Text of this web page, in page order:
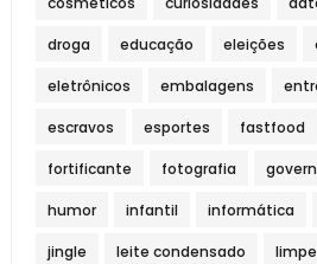
droga educação eleições
eletrônicos embalagens
escravos esportes fastfood
fortificante fotografia
humor infantil informática
jingle leite condensado